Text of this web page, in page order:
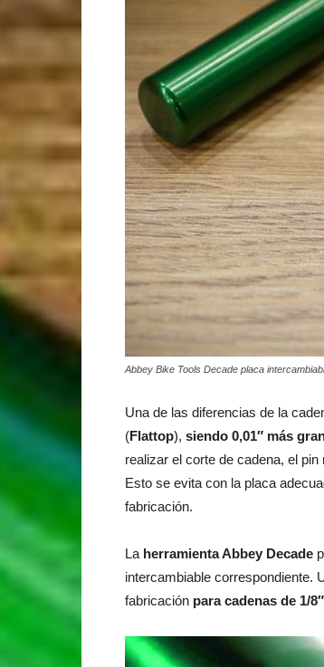
Abbey Bike Tools Decade placa
Una de las diferencias de la
(Flattop), siendo 0,01″ más
realizar el corte de cadena, el
Esto se evita con la placa
fabricación.
La herramienta Abbey Decade
intercambiable correspondiente.
fabricación para cadenas de 1/8″